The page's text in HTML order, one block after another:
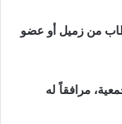
من زميل أو عضو
مرافقاً له